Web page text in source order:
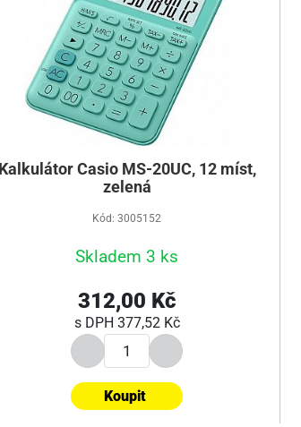
Kalkulátor Casio MS-20UC, 12 míst,
zelená
Kód: 3005152
Skladem 3 ks
312,00 Kč
s DPH 377,52 Kč
Koupit